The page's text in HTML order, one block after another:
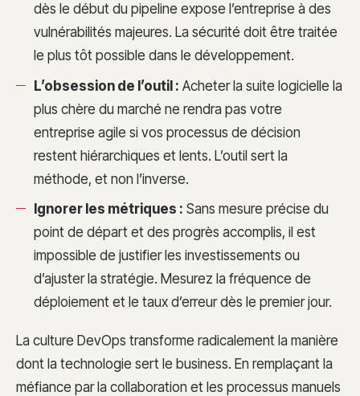
dès le début du pipeline expose l’entreprise à des
vulnérabilités majeures. La sécurité doit être traitée
le plus tôt possible dans le développement.
L’obsession de l’outil : Acheter la suite logicielle la
plus chère du marché ne rendra pas votre
entreprise agile si vos processus de décision
restent hiérarchiques et lents. L’outil sert la
méthode, et non l’inverse.
Ignorer les métriques : Sans mesure précise du
point de départ et des progrès accomplis, il est
impossible de justifier les investissements ou
d’ajuster la stratégie. Mesurez la fréquence de
déploiement et le taux d’erreur dès le premier jour.
La culture DevOps transforme radicalement la manière
dont la technologie sert le business. En remplaçant la
méfiance par la collaboration et les processus manuels